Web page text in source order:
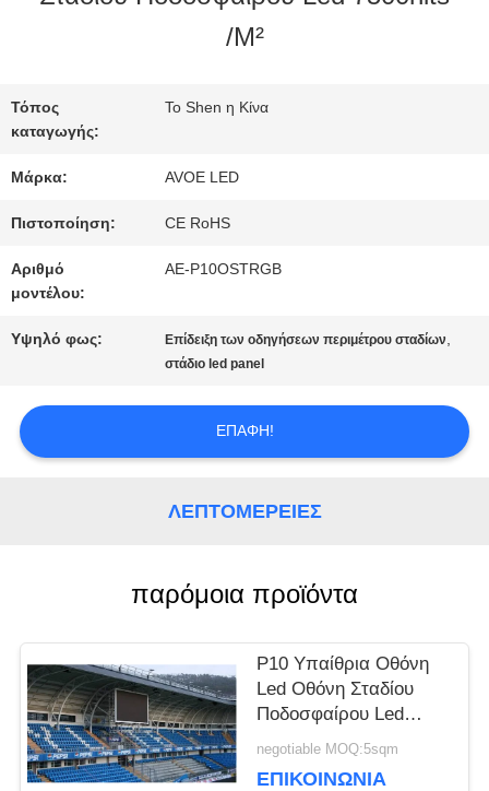
ΕΠΙΚΟΙΝΩΝΉΣΤΕ
ΜΑΖΊ
ΕΙΔΉΣΕΙΣ
ΖΗΤΉΣΤΕ
ΜΙΑ
/M²
Τόπος
καταγωγής:
Το Shen η Κίνα
Μάρκα: AVOE LED
Πιστοποίηση: CE RoHS
Αριθμό
μοντέλου:
AE-P10OSTRGB
Υψηλό φως: Επίδειξη των οδηγήσεων περιμέτρου σταδίων,
στάδιο led panel
ΕΠΑΦΉ!
ΛΕΠΤΟΜΈΡΕΙΕΣ
παρόμοια προϊόντα
P10 Υπαίθρια Οθόνη
Led Οθόνη Σταδίου
Ποδοσφαίρου Led
7500nits /M²
negotiable MOQ:5sqm
ΕΠΙΚΟΙΝΩΝΊΑ